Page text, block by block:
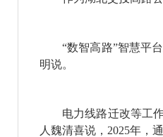
“数智高路”智慧平台
明说。
电力线路迁改等工作
人魏清喜说，2025年，